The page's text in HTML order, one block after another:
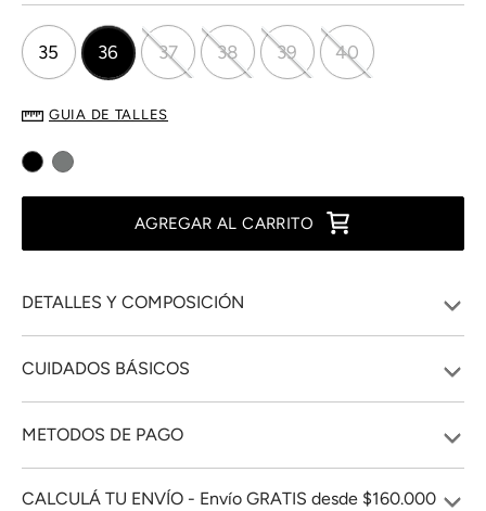
35 36 37 38 39 40
GUIA DE TALLES
AGREGAR AL CARRITO
DETALLES Y COMPOSICIÓN
CUIDADOS BÁSICOS
METODOS DE PAGO
CALCULÁ TU ENVÍO - Envío GRATIS desde $160.000